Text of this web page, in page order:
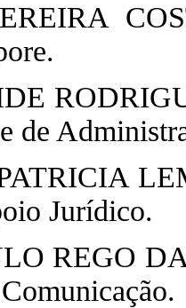
de
Jurídico.
REGO